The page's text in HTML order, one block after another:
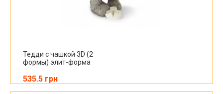
Тедди с чашкой 3D (2
формы) элит-форма
535.5 грн